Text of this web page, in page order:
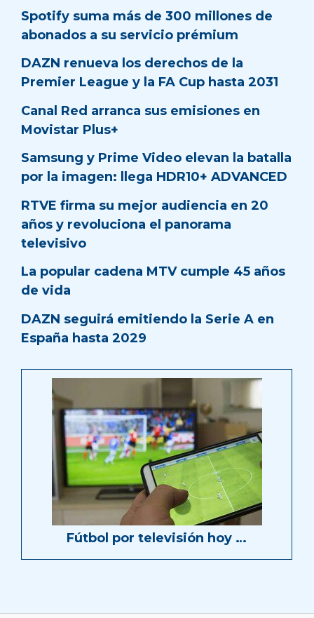
Spotify suma más de 300 millones de
abonados a su servicio prémium
DAZN renueva los derechos de la
Premier League y la FA Cup hasta 2031
Canal Red arranca sus emisiones en
Movistar Plus+
Samsung y Prime Video elevan la batalla
por la imagen: llega HDR10+ ADVANCED
RTVE firma su mejor audiencia en 20
años y revoluciona el panorama
televisivo
La popular cadena MTV cumple 45 años
de vida
DAZN seguirá emitiendo la Serie A en
España hasta 2029
Fútbol por televisión hoy …